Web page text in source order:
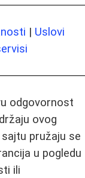
| Uslovi
odgovornost
ovog
pružaju se
u pogledu
ili